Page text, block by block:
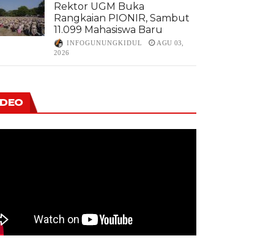
Rektor UGM Buka
Rangkaian PIONIR, Sambut
11.099 Mahasiswa Baru
INFOGUNUNGKIDUL
AGU 03,
2026